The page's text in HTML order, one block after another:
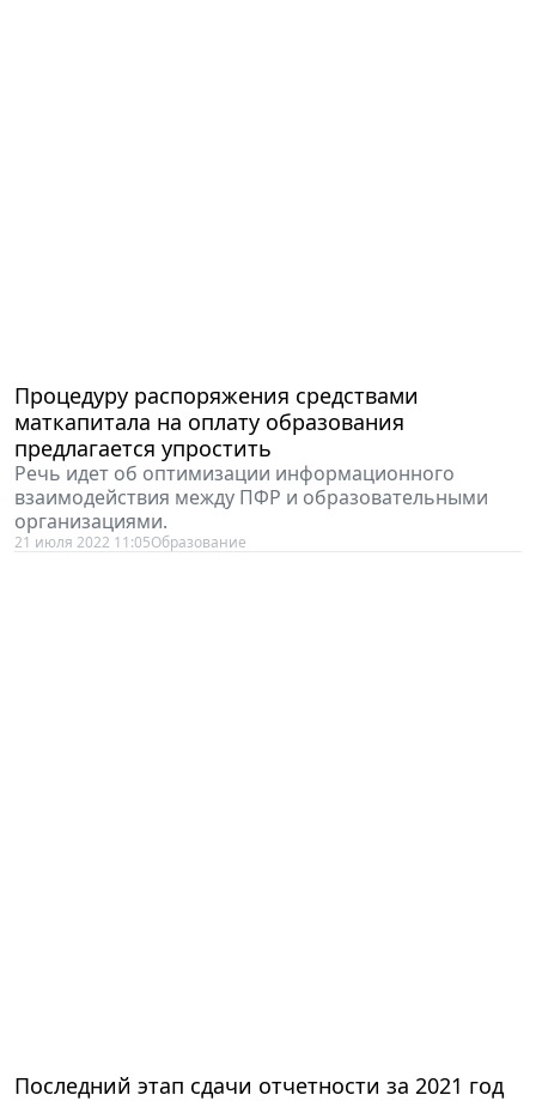
Процедуру распоряжения средствами
маткапитала на оплату образования
предлагается упростить
Речь идет об оптимизации информационного
взаимодействия между ПФР и образовательными
организациями.
21 июля 2022 11:05Образование
Последний этап сдачи отчетности за 2021 год